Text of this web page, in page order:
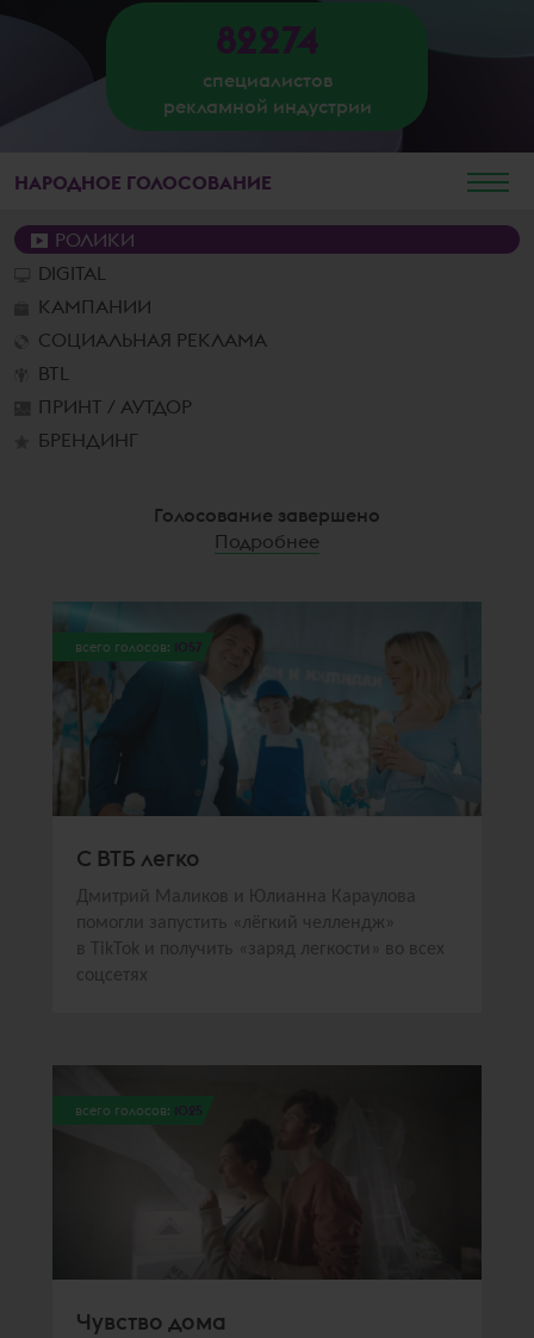
82274
специалистов
рекламной индустрии
НАРОДНОЕ ГОЛОСОВАНИЕ
РОЛИКИ
DIGITAL
КАМПАНИИ
СОЦИАЛЬНАЯ РЕКЛАМА
BTL
ПРИНТ / АУТДОР
БРЕНДИНГ
Голосование завершено
Подробнее
всего голосов: 1057
С ВТБ легко
Дмитрий Маликов и Юлианна Караулова
помогли запустить «лёгкий челлендж»
в TikTok и получить «заряд легкости» во всех
соцсетях
всего голосов: 1025
Чувство дома